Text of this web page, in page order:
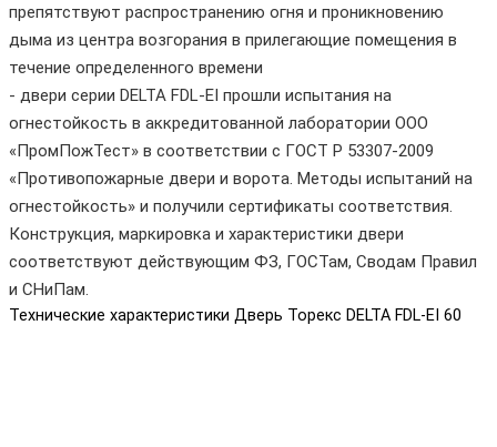
препятствуют распространению огня и проникновению
дыма из центра возгорания в прилегающие помещения в
течение определенного времени
- двери серии DELTA FDL-EI прошли испытания на
огнестойкость в аккредитованной лаборатории ООО
«ПромПожТест» в соответствии с ГОСТ Р 53307-2009
«Противопожарные двери и ворота. Методы испытаний на
огнестойкость» и получили сертификаты соответствия.
Конструкция, маркировка и характеристики двери
соответствуют действующим ФЗ, ГОСТам, Сводам Правил
и СНиПам.
Технические характеристики Дверь Торекс DELTA FDL-EI 60